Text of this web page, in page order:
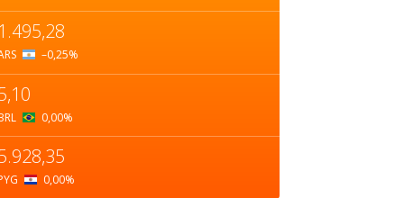
–0,25%
0,00%
0,00%